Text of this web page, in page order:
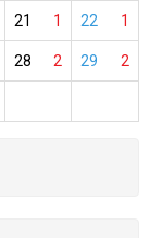
1
21 1
22
2
28 2
29